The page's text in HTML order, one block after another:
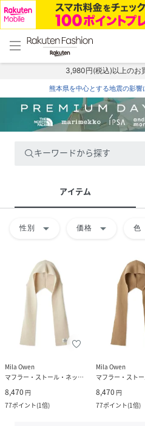
menu home
トップ
3,980円(税込)以上のお
熊本県を中心とする地震の影
キーワードから探す
アイテム
性別 arrow_drop_down 価格 arrow_drop_down 色
Mila Owen
マフラー・ストール・ネックウォーマー
8,470 円
77ポイント(1倍)
Mila Owen
8,470 円
77ポイント(1倍)